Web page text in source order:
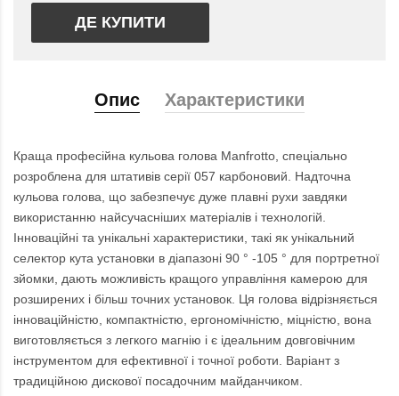
ДЕ КУПИТИ
Опис Характеристики
Краща професійна кульова голова Manfrotto, спеціально
розроблена для штативів серії 057 карбоновий. Надточна
кульова голова, що забезпечує дуже плавні рухи завдяки
використанню найсучасніших матеріалів і технологій.
Інноваційні та унікальні характеристики, такі як унікальний
селектор кута установки в діапазоні 90 ° -105 ° для портретної
зйомки, дають можливість кращого управління камерою для
розширених і більш точних установок. Ця голова відрізняється
інноваційністю, компактністю, ергономічністю, міцністю, вона
виготовляється з легкого магнію і є ідеальним довговічним
інструментом для ефективної і точної роботи. Варіант з
традиційною дискової посадочним майданчиком.